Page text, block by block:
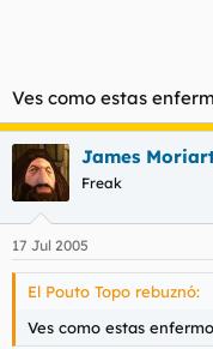
tambien señalar que,
muy MIEDICAS y se
Ves como estas
James
Freak
17 Jul 2005
El Pouto Topo rebuznó:
Ves como estas